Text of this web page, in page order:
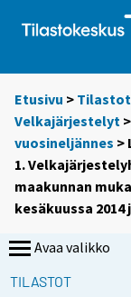
Etusivu > Tilastot
Velkajärjestelyt >
vuosineljännes >
1.
maakunnan
kesäkuussa 2014
Avaa valikko
TILASTOT